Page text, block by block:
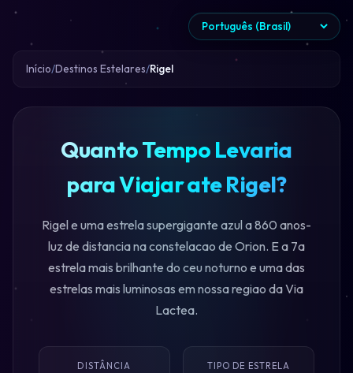
Início Destinos Estelares Rigel
Quanto Tempo Levaria
para Viajar ate Rigel?
Rigel e uma estrela supergigante azul a 860 anos-
luz de distancia na constelacao de Orion. E a 7a
estrela mais brilhante do ceu noturno e uma das
estrelas mais luminosas em nossa regiao da Via
Lactea.
DISTÂNCIA TIPO DE ESTRELA